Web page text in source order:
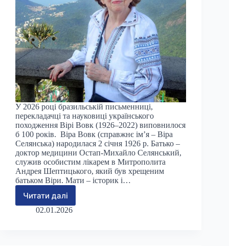
У 2026 році бразильській письменниці,
перекладачці та науковиці українського
походження Вірі Вовк (1926–2022) виповнилося
б 100 років. Віра Вовк (справжнє ім’я – Віра
Селянська) народилася 2 січня 1926 р. Батько –
доктор медицини Остап-Михайло Селянський,
служив особистим лікарем в Митрополита
Андрея Шептицького, який був хрещеним
батьком Віри. Мати – історик і…
Читати далі
На
добру
02.01.2026